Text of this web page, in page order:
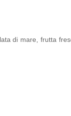
di mare, frutta